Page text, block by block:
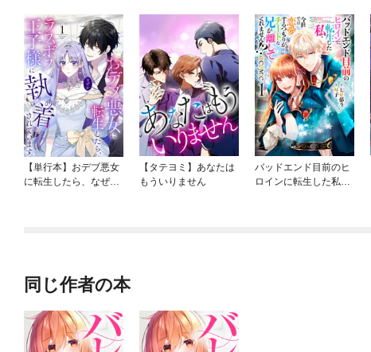
【単行本】おデブ悪女
に転生したら、なぜか
【タテヨミ】あなたは
もういりません
バッドエンド目前のヒ
ロインに転生した私、
同じ作者の本